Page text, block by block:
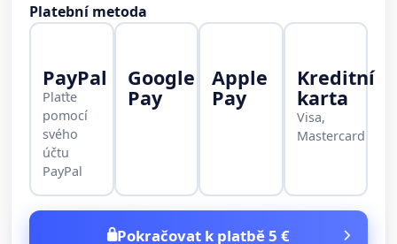
Platební metoda
PayPal
Plaťte
pomocí
svého
účtu
PayPal
Google
Pay
Apple
Pay
Kreditní
karta
Visa,
Mastercard
Pokračovat k platbě 5 €